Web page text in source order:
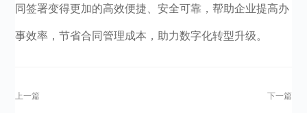
同签署变得更加的高效便捷、安全可靠，帮助企业提高办
事效率，节省合同管理成本，助力数字化转型升级。
上一篇 下一篇